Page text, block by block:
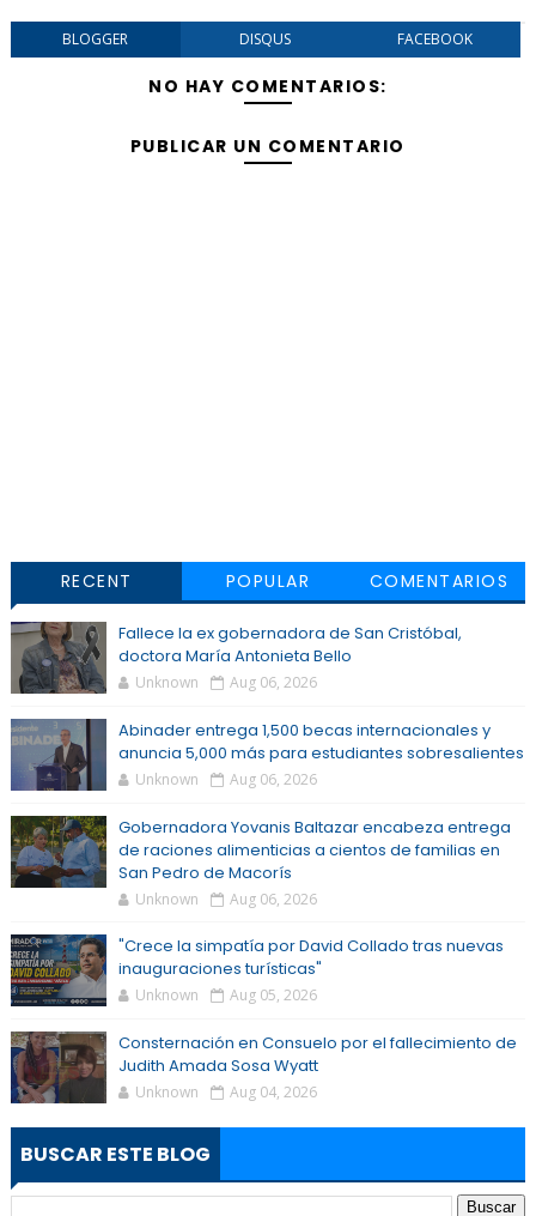
BLOGGER DISQUS FACEBOOK
NO HAY COMENTARIOS:
PUBLICAR UN COMENTARIO
RECENT POPULAR COMENTARIOS
Fallece la ex gobernadora de San Cristóbal,
doctora María Antonieta Bello
Unknown Aug 06, 2026
Abinader entrega 1,500 becas internacionales y
anuncia 5,000 más para estudiantes sobresalientes
Unknown Aug 06, 2026
Gobernadora Yovanis Baltazar encabeza entrega
de raciones alimenticias a cientos de familias en
San Pedro de Macorís
Unknown Aug 06, 2026
"Crece la simpatía por David Collado tras nuevas
inauguraciones turísticas"
Unknown Aug 05, 2026
Consternación en Consuelo por el fallecimiento de
Judith Amada Sosa Wyatt
Unknown Aug 04, 2026
BUSCAR ESTE BLOG